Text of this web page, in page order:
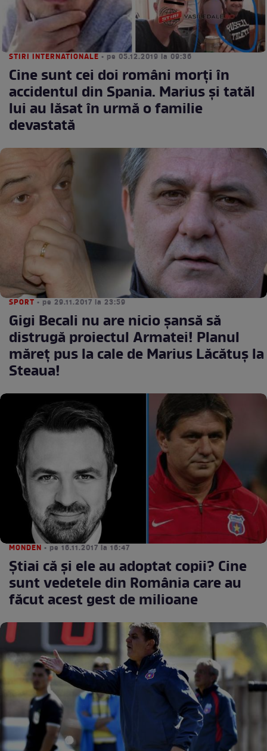
STIRI INTERNATIONALE • pe 05.12.2019 la 09:36
Cine sunt cei doi români morţi în
accidentul din Spania. Marius şi tatăl
lui au lăsat în urmă o familie
devastată
SPORT • pe 29.11.2017 la 23:59
Gigi Becali nu are nicio şansă să
distrugă proiectul Armatei! Planul
măreţ pus la cale de Marius Lăcătuş la
Steaua!
MONDEN • pe 16.11.2017 la 16:47
Ştiai că şi ele au adoptat copii? Cine
sunt vedetele din România care au
făcut acest gest de milioane